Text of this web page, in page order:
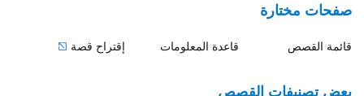
صفحات مختارة
قائمة القصص قاعدة المعلومات إقتراح قصة
بعض تصنيفات القصص